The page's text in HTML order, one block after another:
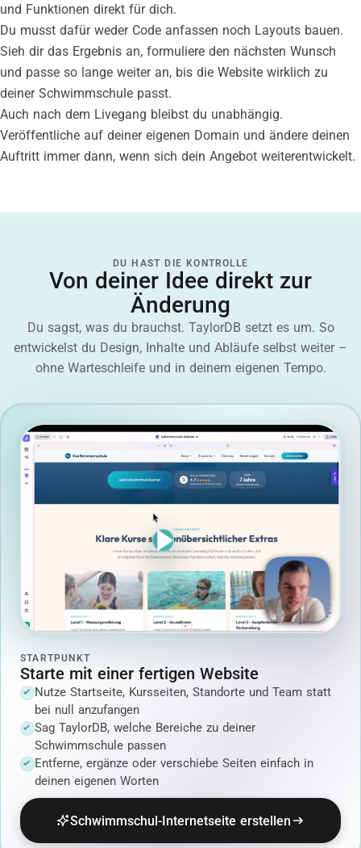
und Funktionen direkt für dich.
Du musst dafür weder Code anfassen noch Layouts bauen.
Sieh dir das Ergebnis an, formuliere den nächsten Wunsch
und passe so lange weiter an, bis die Website wirklich zu
deiner Schwimmschule passt.
Auch nach dem Livegang bleibst du unabhängig.
Veröffentliche auf deiner eigenen Domain und ändere deinen
Auftritt immer dann, wenn sich dein Angebot weiterentwickelt.
DU HAST DIE KONTROLLE
Von deiner Idee direkt zur
Änderung
Du sagst, was du brauchst. TaylorDB setzt es um. So
entwickelst du Design, Inhalte und Abläufe selbst weiter –
ohne Warteschleife und in deinem eigenen Tempo.
STARTPUNKT
Starte mit einer fertigen Website
Nutze Startseite, Kursseiten, Standorte und Team statt
bei null anzufangen
Sag TaylorDB, welche Bereiche zu deiner
Schwimmschule passen
Entferne, ergänze oder verschiebe Seiten einfach in
deinen eigenen Worten
Schwimmschul-Internetseite erstellen